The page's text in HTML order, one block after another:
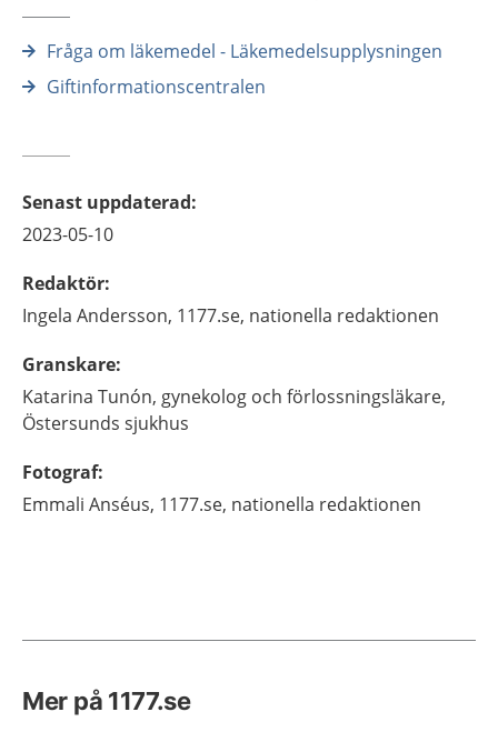
Fråga om läkemedel - Läkemedelsupplysningen
Giftinformationscentralen
Senast uppdaterad:
2023-05-10
Redaktör:
Ingela Andersson, 1177.se, nationella redaktionen
Granskare:
Katarina Tunón, gynekolog och förlossningsläkare,
Östersunds sjukhus
Fotograf:
Emmali Anséus, 1177.se, nationella redaktionen
Mer på 1177.se